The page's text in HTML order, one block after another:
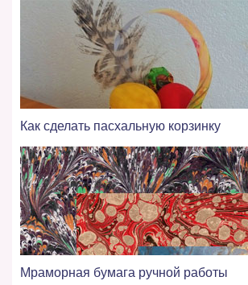
Как сделать пасхальную корзинку
Мраморная бумага ручной работы